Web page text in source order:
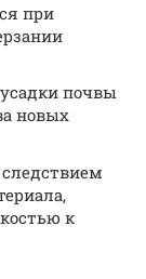
при
почвы
новых
к